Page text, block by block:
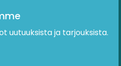
uutuuksista ja tarjouksista.